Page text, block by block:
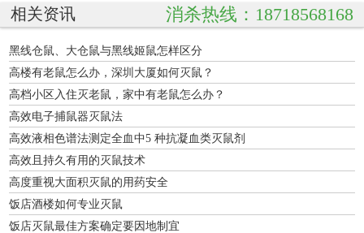
相关资讯 消杀热线：18718568168
黑线仓鼠、大仓鼠与黑线姬鼠怎样区分
高楼有老鼠怎么办，深圳大厦如何灭鼠？
高档小区入住灭老鼠，家中有老鼠怎么办？
高效电子捕鼠器灭鼠法
高效液相色谱法测定全血中5 种抗凝血类灭鼠剂
高效且持久有用的灭鼠技术
高度重视大面积灭鼠的用药安全
饭店酒楼如何专业灭鼠
饭店灭鼠最佳方案确定要因地制宜